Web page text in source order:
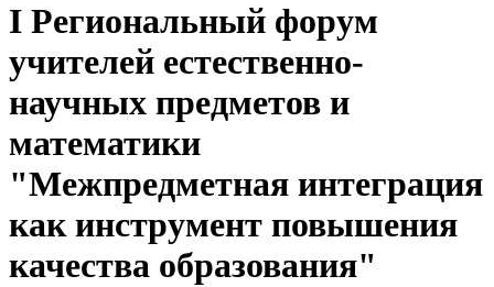
I Региональный форум
учителей естественно-
научных предметов и
математики
"Межпредметная интеграция
как инструмент повышения
качества образования"